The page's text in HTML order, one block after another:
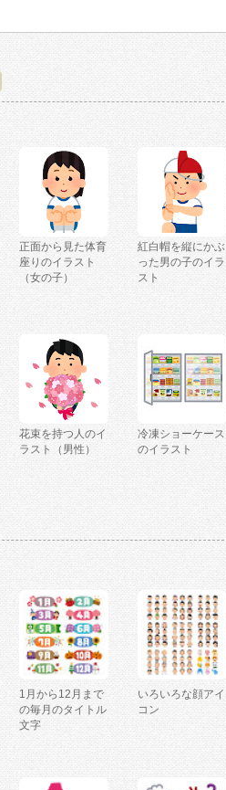
正面から見た体育
座りのイラスト
（女の子）
紅白帽を縦にかぶ
った男の子のイラ
スト
花束を持つ人のイ
ラスト（男性）
冷凍ショーケース
のイラスト
1月から12月まで
の毎月のタイトル
文字
いろいろな顔アイ
コン